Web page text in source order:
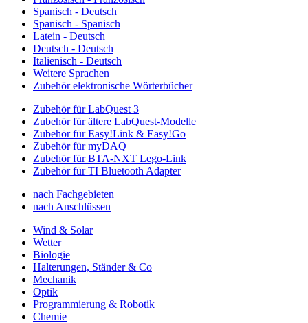
Spanisch - Deutsch
Spanisch - Spanisch
Latein - Deutsch
Deutsch - Deutsch
Italienisch - Deutsch
Weitere Sprachen
Zubehör elektronische Wörterbücher
Zubehör für LabQuest 3
Zubehör für ältere LabQuest-Modelle
Zubehör für Easy!Link & Easy!Go
Zubehör für myDAQ
Zubehör für BTA-NXT Lego-Link
Zubehör für TI Bluetooth Adapter
nach Fachgebieten
nach Anschlüssen
Wind & Solar
Wetter
Biologie
Halterungen, Ständer & Co
Mechanik
Optik
Programmierung & Robotik
Chemie